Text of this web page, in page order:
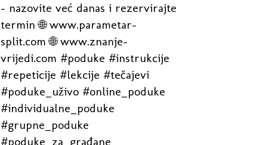
- nazovite već danas i rezervirajte
termin 🌐 www.parametar-
split.com 🌐 www.znanje-
vrijedi.com #poduke #instrukcije
#repeticije #lekcije #tečajevi
#poduke_uživo #online_poduke
#individualne_poduke
#grupne_poduke
#poduke_za_građane